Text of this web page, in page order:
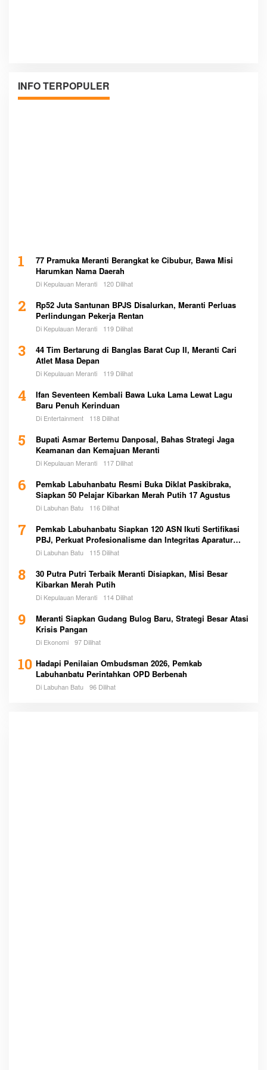
INFO TERPOPULER
1
77 Pramuka Meranti Berangkat ke Cibubur, Bawa Misi
Harumkan Nama Daerah
Di Kepulauan Meranti 120 Dilihat
2
Rp52 Juta Santunan BPJS Disalurkan, Meranti Perluas
Perlindungan Pekerja Rentan
Di Kepulauan Meranti 119 Dilihat
3
44 Tim Bertarung di Banglas Barat Cup II, Meranti Cari
Atlet Masa Depan
Di Kepulauan Meranti 119 Dilihat
4
Ifan Seventeen Kembali Bawa Luka Lama Lewat Lagu
Baru Penuh Kerinduan
Di Entertainment 118 Dilihat
5
Bupati Asmar Bertemu Danposal, Bahas Strategi Jaga
Keamanan dan Kemajuan Meranti
Di Kepulauan Meranti 117 Dilihat
6
Pemkab Labuhanbatu Resmi Buka Diklat Paskibraka,
Siapkan 50 Pelajar Kibarkan Merah Putih 17 Agustus
Di Labuhan Batu 116 Dilihat
7
Pemkab Labuhanbatu Siapkan 120 ASN Ikuti Sertifikasi
PBJ, Perkuat Profesionalisme dan Integritas Aparatur
Pemerintah
Di Labuhan Batu 115 Dilihat
8
30 Putra Putri Terbaik Meranti Disiapkan, Misi Besar
Kibarkan Merah Putih
Di Kepulauan Meranti 114 Dilihat
9
Meranti Siapkan Gudang Bulog Baru, Strategi Besar Atasi
Krisis Pangan
Di Ekonomi 97 Dilihat
10 Hadapi Penilaian Ombudsman 2026, Pemkab
Labuhanbatu Perintahkan OPD Berbenah
Di Labuhan Batu 96 Dilihat